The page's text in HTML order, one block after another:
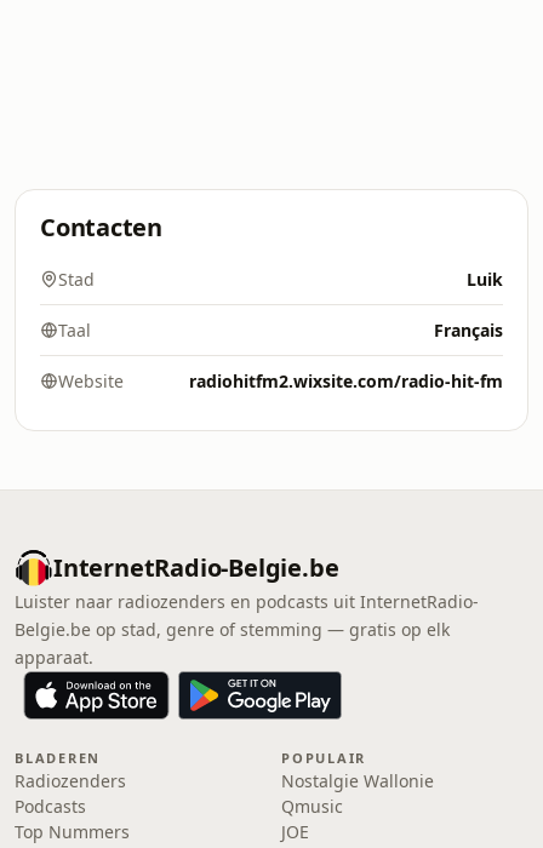
Contacten
Stad Luik
Taal Français
Website radiohitfm2.wixsite.com/radio-hit-fm
InternetRadio-Belgie.be
Luister naar radiozenders en podcasts uit InternetRadio-
Belgie.be op stad, genre of stemming — gratis op elk
apparaat.
BLADEREN
Radiozenders
Podcasts
Top Nummers
POPULAIR
Nostalgie Wallonie
Qmusic
JOE